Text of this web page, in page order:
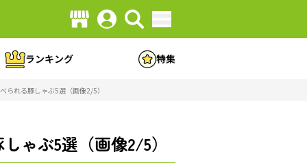
ランキング 特集
られる豚しゃぶ5選（画像2/5）
ゃぶ5選（画像2/5）